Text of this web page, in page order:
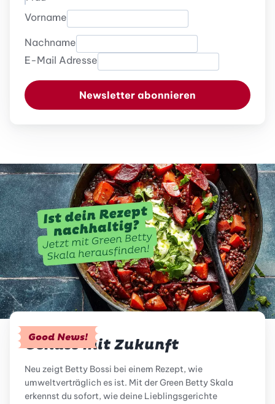
Vorname
Nachname
E-Mail Adresse
Newsletter abonnieren
Good News!
Genuss mit Zukunft
Neu zeigt Betty Bossi bei einem Rezept, wie
umweltverträglich es ist. Mit der Green Betty Skala
erkennst du sofort, wie deine Lieblingsgerichte